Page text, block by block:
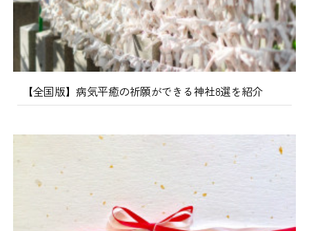
【全国版】病気平癒の祈願ができる神社8選を紹介